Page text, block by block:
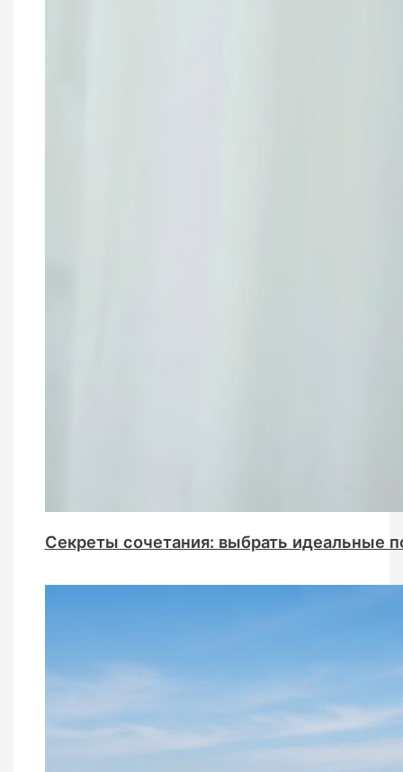
Секреты сочетания: выбрать идеальные